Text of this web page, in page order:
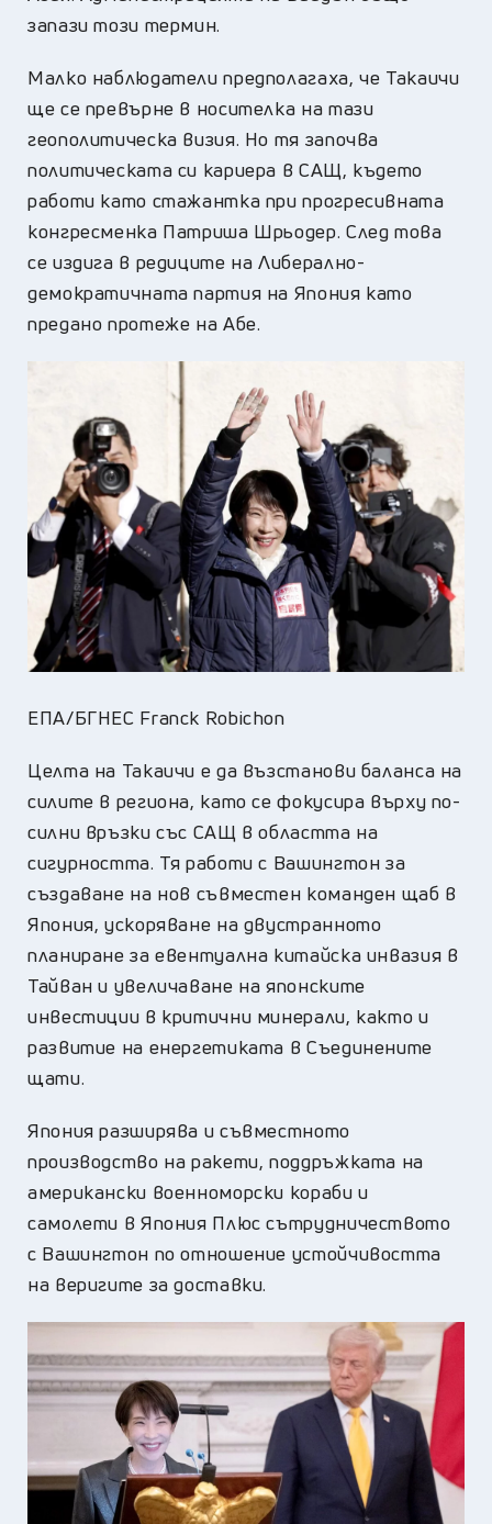
запази този термин.
Малко наблюдатели предполагаха, че Такаичи
ще се превърне в носителка на тази
геополитическа визия. Но тя започва
политическата си кариера в САЩ, където
работи като стажантка при прогресивната
конгресменка Патриша Шрьодер. След това
се издига в редиците на Либерално-
демократичната партия на Япония като
предано протеже на Абе.
ЕПА/БГНЕС Franck Robichon
Целта на Такаичи е да възстанови баланса на
силите в региона, като се фокусира върху по-
силни връзки със САЩ в областта на
сигурността. Тя работи с Вашингтон за
създаване на нов съвместен команден щаб в
Япония, ускоряване на двустранното
планиране за евентуална китайска инвазия в
Тайван и увеличаване на японските
инвестиции в критични минерали, както и
развитие на енергетиката в Съединените
щати.
Япония разширява и съвместното
производство на ракети, поддръжката на
американски военноморски кораби и
самолети в Япония Плюс сътрудничеството
с Вашингтон по отношение устойчивостта
на веригите за доставки.